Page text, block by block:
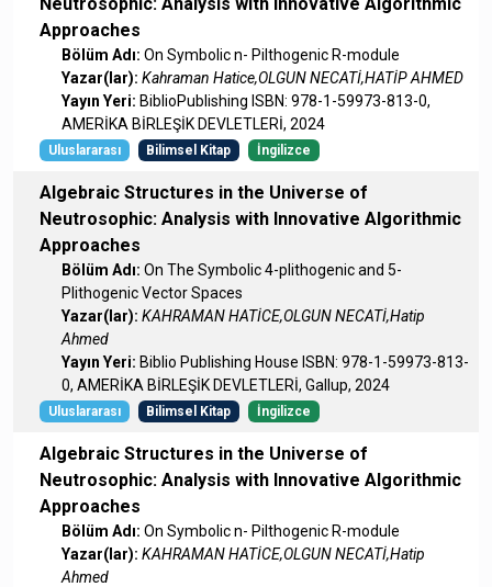
Approaches
Bölüm Adı: On Symbolic n- Pilthogenic R-module
Yazar(lar): Kahraman Hatice,OLGUN NECATİ,HATİP AHMED
Yayın Yeri: BiblioPublishing ISBN: 978-1-59973-813-0,
AMERİKA BİRLEŞİK DEVLETLERİ, 2024
Uluslararası Bilimsel Kitap İngilizce
Algebraic Structures in the Universe of
Neutrosophic: Analysis with Innovative Algorithmic
Approaches
Bölüm Adı: On The Symbolic 4-plithogenic and 5-
Plithogenic Vector Spaces
Yazar(lar): KAHRAMAN HATİCE,OLGUN NECATİ,Hatip
Ahmed
Yayın Yeri: Biblio Publishing House ISBN: 978-1-59973-813-
0, AMERİKA BİRLEŞİK DEVLETLERİ, Gallup, 2024
Uluslararası Bilimsel Kitap İngilizce
Algebraic Structures in the Universe of
Neutrosophic: Analysis with Innovative Algorithmic
Approaches
Bölüm Adı: On Symbolic n- Pilthogenic R-module
Yazar(lar): KAHRAMAN HATİCE,OLGUN NECATİ,Hatip
Ahmed